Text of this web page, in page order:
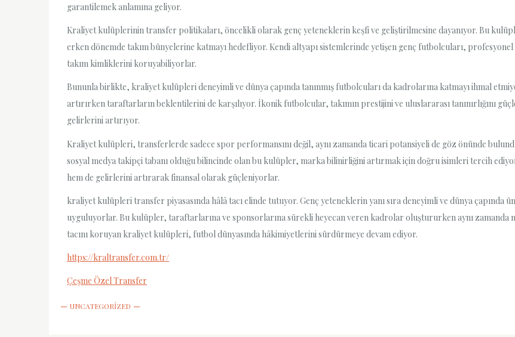
garantilemek anlamına geliyor.
Kraliyet kulüplerinin transfer politikaları, öncelikli olarak genç yeteneklerin keşfi ve geliştirilmesine dayanıyor. Bu
erken dönemde takım bünyelerine katmayı hedefliyor. Kendi altyapı sistemlerinde yetişen genç futbolcuları,
takım kimliklerini koruyabiliyorlar.
Bununla birlikte, kraliyet kulüpleri deneyimli ve dünya çapında tanınmış futbolcuları da kadrolarına katmayı ihmal
artırırken taraftarların beklentilerini de karşılıyor. İkonik futbolcular, takımın prestijini ve uluslararası tanınırlığını
gelirlerini artırıyor.
Kraliyet kulüpleri, transferlerde sadece spor performansını değil, aynı zamanda ticari potansiyeli de göz önünde
sosyal medya takipçi tabanı olduğu bilincinde olan bu kulüpler, marka bilinirliğini artırmak için doğru isimleri tercih
hem de gelirlerini artırarak finansal olarak güçleniyorlar.
kraliyet kulüpleri transfer piyasasında hâlâ tacı elinde tutuyor. Genç yeteneklerin yanı sıra deneyimli ve dünya çapında
uyguluyorlar. Bu kulüpler, taraftarlarına ve sponsorlarına sürekli heyecan veren kadrolar oluştururken aynı zamanda
tacını koruyan kraliyet kulüpleri, futbol dünyasında hâkimiyetlerini sürdürmeye devam ediyor.
https://kraltransfer.com.tr/
Çeşme Özel Transfer
UNCATEGORIZED